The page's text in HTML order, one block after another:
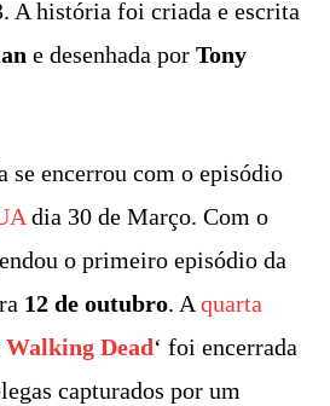
A história foi criada e escrita
e desenhada por Tony
se encerrou com o episódio
dia 30 de Março. Com o
o primeiro episódio da
12 de outubro. A quarta
Walking Dead‘ foi encerrada
capturados por um